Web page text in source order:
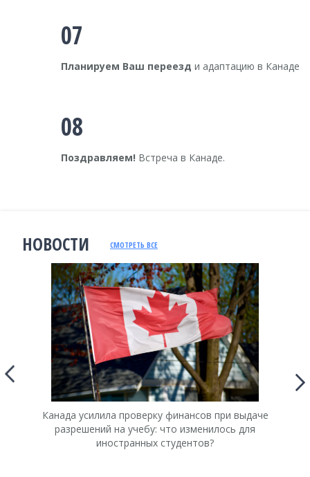
07
Планируем Ваш переезд и адаптацию в Канаде
08
Поздравляем! Встреча в Канаде.
НОВОСТИ СМОТРЕТЬ ВСЕ
Канада усилила проверку финансов при выдаче
разрешений на учебу: что изменилось для
иностранных студентов?